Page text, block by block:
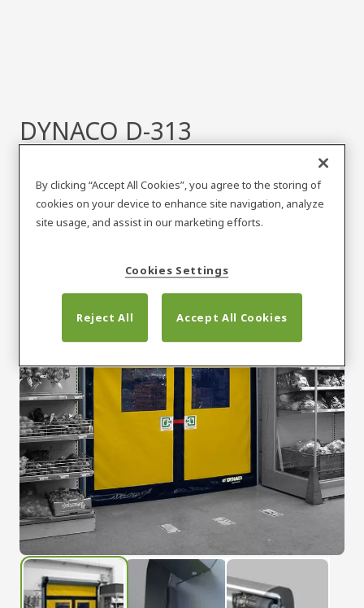
DYNACO D-313
Handel detaliczny
By clicking “Accept All Cookies”, you agree to the storing of
cookies on your device to enhance site navigation, analyze
site usage, and assist in our marketing efforts.
Cookies Settings
Reject All Accept All Cookies